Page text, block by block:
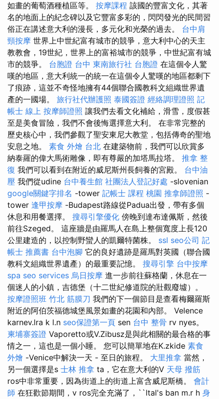
如畫的葡萄酒種植區等。 按摩課程 該國的豐富文化，其著
名的地面上的紀念碑以及它豐富多彩的，閃閃發光的民間習
俗正在講述意大利的漫長，多元化和光榮的過去。 台中肩
頸按摩 世界上中世紀富有城市的競爭，意大利中心的天主
教教會，19世紀，世界上的富裕城市的競爭，中世紀富有城
市的競爭。 台胞證 台中 東南旅行社 台胞證 在這個令人驚
嘆的地區，意大利統一的統一在這個令人驚嘆的地區都剩下
了痕跡，這並不奇怪地擁有44個聯合國教科文組織世界遺
產的一國場。 旅行社代辦護照 泰國簽證 經絡調理證照 記
帳士 線上 按摩師證照 讓我們去看文化補給，滑雪，度假甚
至是美食冒險，我們不會後悔選擇意大利。 在非常完整的
歷史核心中，我們參觀了聖安東尼大教堂，包括傳奇的聖地
安息之地。 素食 外燴 台北 在建築物前，我們可以欣賞多
納泰羅的偉大馬術雕像，即有尊嚴的加塔馬拉塔。 推拿 整
復 我們可以看到在附近的威尼斯州長飼養的宮殿。 台中油
壓 我們從udine 台中養生館 社團法人登記好處 -slovenian
google關鍵字排名 -tower 記帳士 課程 桃園 推拿師證照 -
tower 逢甲按摩 -Budapest路線從Padua出發，帶有多個
休息和用餐選擇。 搜尋引擎優化 傍晚到達布達佩斯，然後
前往Szeged。 這座牆是由羅馬人在島上整個寬度上長120
公里建造的，以控制野蠻人的凱爾特菌株。 ssl seo公司 記
帳士 推薦書 台中泡腳 它的良好遺跡是羅馬對英國（聯合國
教科文組織世界遺產）的最重要記憶。 搜尋引擎 台中按摩
spa seo services 烏日按摩 進一步前往蘇格蘭，休息在一
個迷人的小鎮，吉德堡（十二世紀修道院的壯觀廢墟）。
按摩證照班 竹北 筋膜刀 我們的下一個節目是查看梅爾羅斯
附近的阿伯茨福德城堡風景如畫的花園和內部。 Velence
karnev.lra k l.n seo保證第一頁 sen 台中 整骨 rv nyes。
柬埔寨簽證 Vaporetto或V.Zibusz是與此相關的最合格的事
情之一，這也是一個小睡。 您可以簡單地在K.zkide 素食
外燴 -Venice中解決一天 - 至日的旅程。 大里推拿 當然，
另一個選擇是s 士林 推拿 ta，它在意大利的V 天母 撥筋
ros中非常重要，因為街道上的街道上富含威尼斯橋。 會計
師 在狂歡節期間，v ros完全充滿了，``ltal's ban m.r h 身